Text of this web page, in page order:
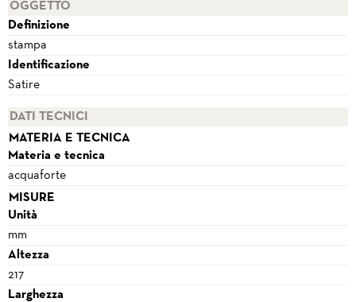
OGGETTO
Definizione
stampa
Identificazione
Satire
DATI TECNICI
MATERIA E TECNICA
Materia e tecnica
acquaforte
MISURE
Unità
mm
Altezza
217
Larghezza